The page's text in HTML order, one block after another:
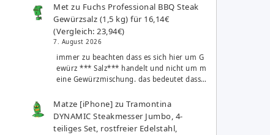
Met zu Fuchs Professional BBQ Steak
Gewürzsalz (1,5 kg) für 16,14€
(Vergleich: 23,94€)
7. August 2026
immer zu beachten dass es sich hier um G
ewürz *** Salz*** handelt und nicht um m
eine Gewürzmischung. das bedeutet dass…
Matze [iPhone] zuTramontina
DYNAMIC Steakmesser Jumbo, 4-
teiliges Set, rostfreier Edelstahl,